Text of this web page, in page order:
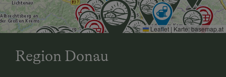
Rohrendorf bei Krems, ca. 0,8 km entfernt)
Vom Bahnhof zu uns: zu Fuß
Wochentagen und 1x pro Stunde am
Leaflet | Karte:basemap.at
Region Donau